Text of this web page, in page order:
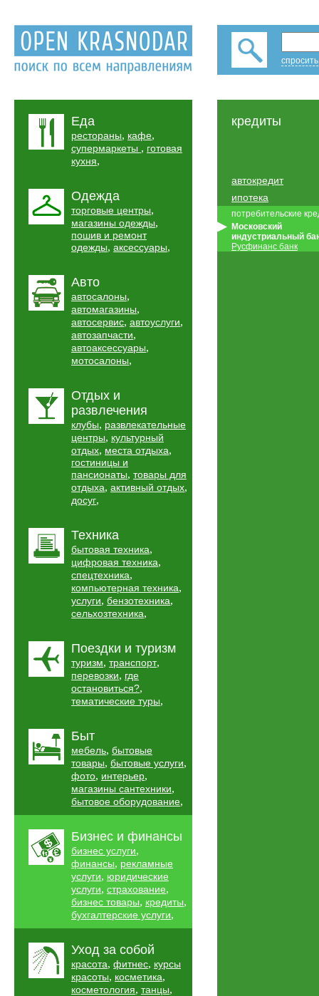
Еда
рестораны, кафе,
супермаркеты , готовая
кухня,
Одежда
торговые центры,
магазины одежды,
пошив и ремонт
одежды, аксессуары,
Авто
автосалоны,
автомагазины,
автосервис, автоуслуги,
автозапчасти,
автоаксессуары,
мотосалоны,
Отдых и
развлечения
клубы, развлекательные
центры, культурный
отдых, места отдыха,
гостиницы и
пансионаты, товары для
отдыха, активный отдых,
досуг,
Техника
бытовая техника,
цифровая техника,
спецтехника,
компьютерная техника,
услуги, бензотехника,
сельхозтехника,
Поездки и туризм
туризм, транспорт,
перевозки, где
остановиться?,
тематические туры,
Быт
мебель, бытовые
товары, бытовые услуги,
фото, интерьер,
магазины сантехники,
бытовое оборудование,
Бизнес и финансы
бизнес услуги,
финансы, рекламные
услуги, юридические
услуги, страхование,
бизнес товары, кредиты,
бухгалтерские услуги,
Уход за собой
красота, фитнес, курсы
красоты, косметика,
косметология, танцы,
кредиты
автокредит
ипотека
потребительские
Московский
индустриальный
Русфинанс банк